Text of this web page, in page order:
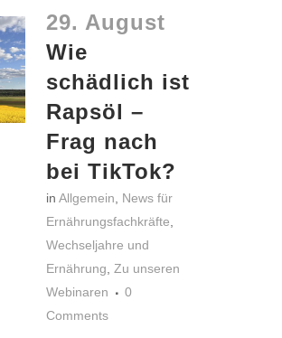
29. August
Wie
schädlich ist
Rapsöl –
Frag nach
bei TikTok?
in Allgemein
News für
Ernährungsfachkräfte
Wechseljahre und
Ernährung
Zu unseren
Webinaren
0
Comments